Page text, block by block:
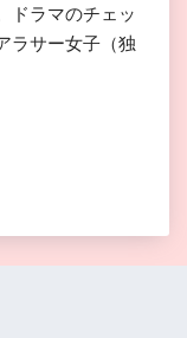
ドラマのチェッ
ラサー女子（独